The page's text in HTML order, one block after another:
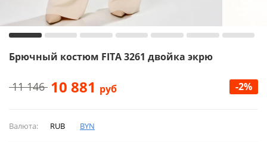
Брючный костюм FITA 3261 двойка экрю
11 146 10 881 руб -2%
Валюта: RUB BYN